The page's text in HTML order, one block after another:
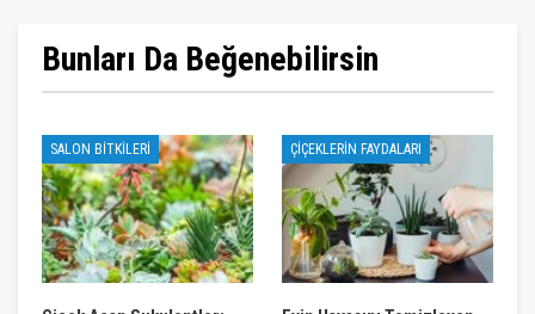
Bunları Da Beğenebilirsin
SALON BITKILERI ÇIÇEKLERIN FAYDALARI